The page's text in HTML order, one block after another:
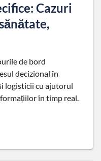
Cazuri
de bord
decizional în
logisticii cu ajutorul
în timp real.